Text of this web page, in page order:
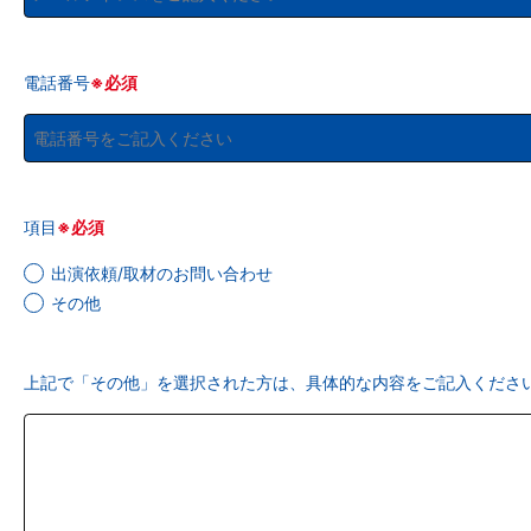
電話番号※必須
項目※必須
出演依頼/取材のお問い合わせ
その他
上記で「その他」を選択された方は、具体的な内容をご記入くださ